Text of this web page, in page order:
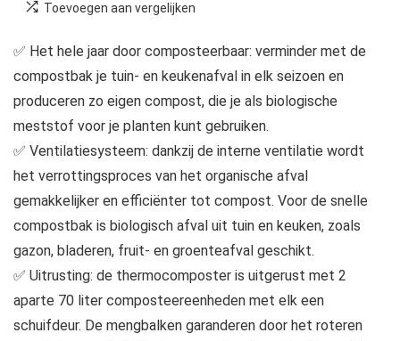
Toevoegen aan vergelijken
✅ Het hele jaar door composteerbaar: verminder met de
compostbak je tuin- en keukenafval in elk seizoen en
produceren zo eigen compost, die je als biologische
meststof voor je planten kunt gebruiken.
✅ Ventilatiesysteem: dankzij de interne ventilatie wordt
het verrottingsproces van het organische afval
gemakkelijker en efficiënter tot compost. Voor de snelle
compostbak is biologisch afval uit tuin en keuken, zoals
gazon, bladeren, fruit- en groenteafval geschikt.
✅ Uitrusting: de thermocomposter is uitgerust met 2
aparte 70 liter composteereenheden met elk een
schuifdeur. De mengbalken garanderen door het roteren